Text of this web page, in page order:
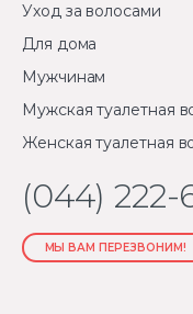
Уход за волосами
Для дома
Мужчинам
Мужская туалетная
Женская туалетная
(044) 222-
МЫ ВАМ ПЕРЕЗВОНИМ!